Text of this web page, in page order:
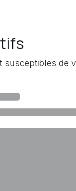
susceptibles de